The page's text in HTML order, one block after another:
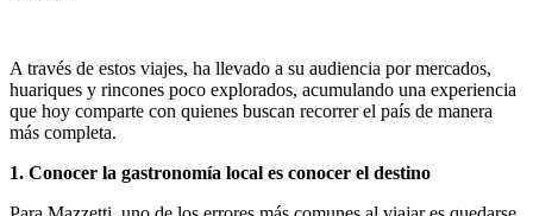
A través de estos viajes, ha llevado a su audiencia por mercados,
huariques y rincones poco explorados, acumulando una experiencia
que hoy comparte con quienes buscan recorrer el país de manera
más completa.
1. Conocer la gastronomía local es conocer el destino